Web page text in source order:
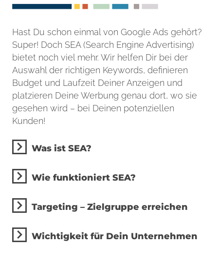
Hast Du schon einmal von Google Ads gehört?
Super! Doch SEA (Search Engine Advertising)
bietet noch viel mehr. Wir helfen Dir bei der
Auswahl der richtigen Keywords, definieren
Budget und Laufzeit Deiner Anzeigen und
platzieren Deine Werbung genau dort, wo sie
gesehen wird – bei Deinen potenziellen
Kunden!
Was ist SEA?
Wie funktioniert SEA?
Targeting – Zielgruppe erreichen
Wichtigkeit für Dein Unternehmen